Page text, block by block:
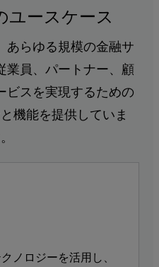
ユースケース
あらゆる規模の金融サ
業員、パートナー、顧
ビスを実現するための
機能を提供していま
ノロジーを活用し、